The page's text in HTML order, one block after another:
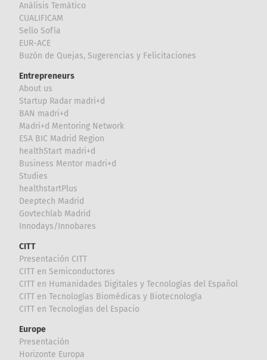
Análisis Temático
CUALIFICAM
Sello Sofía
EUR-ACE
Buzón de Quejas, Sugerencias y Felicitaciones
Entrepreneurs
About us
Startup Radar madri+d
BAN madri+d
Madri+d Mentoring Network
ESA BIC Madrid Region
healthStart madri+d
Business Mentor madri+d
Studies
healthstartPlus
Deeptech Madrid
Govtechlab Madrid
Innodays/Innobares
CITT
Presentación CITT
CITT en Semiconductores
CITT en Humanidades Digitales y Tecnologías del Español
CITT en Tecnologías Biomédicas y Biotecnología
CITT en Tecnologías del Espacio
Europe
Presentación
Horizonte Europa